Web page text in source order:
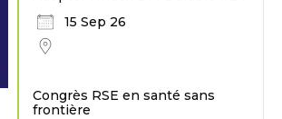
15 Sep 26
Congrès RSE en santé sans
frontière